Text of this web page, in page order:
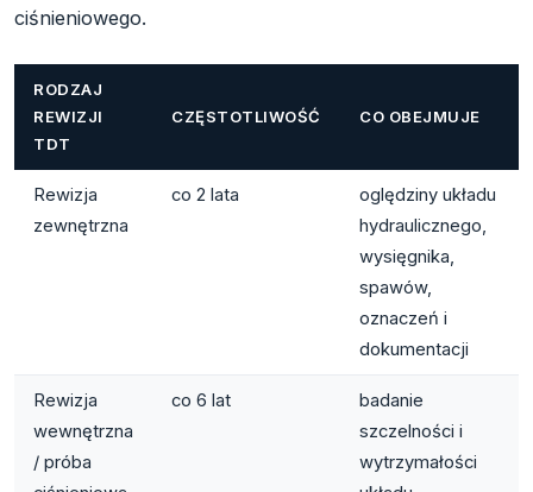
ciśnieniowego.
RODZAJ
REWIZJI
TDT
CZĘSTOTLIWOŚĆ CO OBEJMUJE
Rewizja
zewnętrzna
co 2 lata
oględziny układu
hydraulicznego,
wysięgnika,
spawów,
oznaczeń i
dokumentacji
Rewizja
wewnętrzna
/ próba
co 6 lat
badanie
szczelności i
wytrzymałości